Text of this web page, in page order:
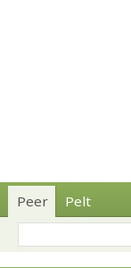
Peer Pelt